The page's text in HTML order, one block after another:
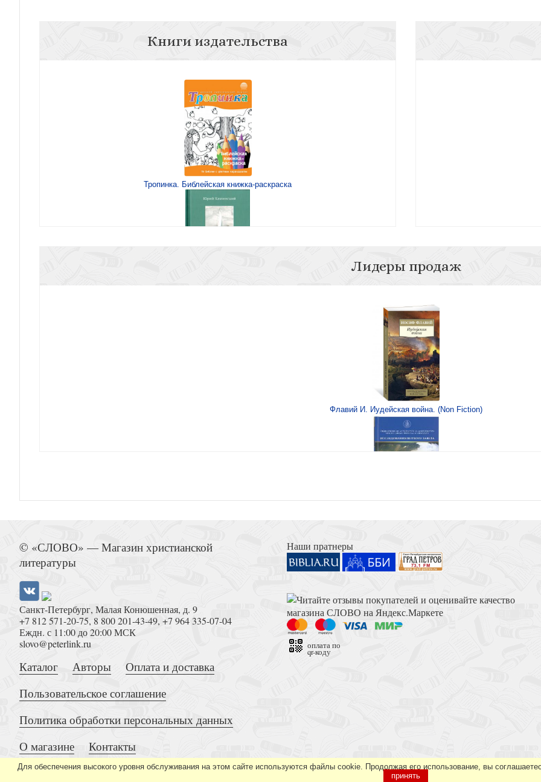
Книги издательства
Тропинка. Библейская книжка-раскраска
Новый Завет и Псалтирь (Свет на Востоке. Малый формат)
Лидеры продаж
Флавий И. Иудейская война. (Non Fiction)
Книга Иисуса Навина
Достоевский Ф.М. Сила и правда России (2024)
© «СЛОВО» — Магазин христианской
литературы
Санкт-Петербург, Малая Конюшенная, д. 9
+7 812 571-20-75, 8 800 201-43-49, +7 964 335-07-04
Еждн. с 11:00 до 20:00 МСК
slovo@peterlink.ru
Каталог Авторы
Оплата и доставка
Пользовательское соглашение
Политика обработки персональных данных
О магазине
Контакты
Наши пратнеры
оплата по
qr-коду
Для обеспечения высокого уровня обслуживания на этом сайте используются файлы cookie. Продолжая его использование, вы
принять